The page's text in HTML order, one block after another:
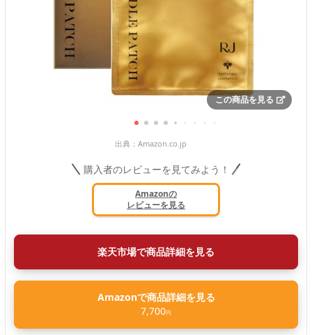
この商品を見る
出典： Amazon.co.jp
購入者のレビューを見てみよう！
Amazonの
レビューを見る
楽天市場で商品詳細を見る
Amazonで商品詳細を見る
7,700円